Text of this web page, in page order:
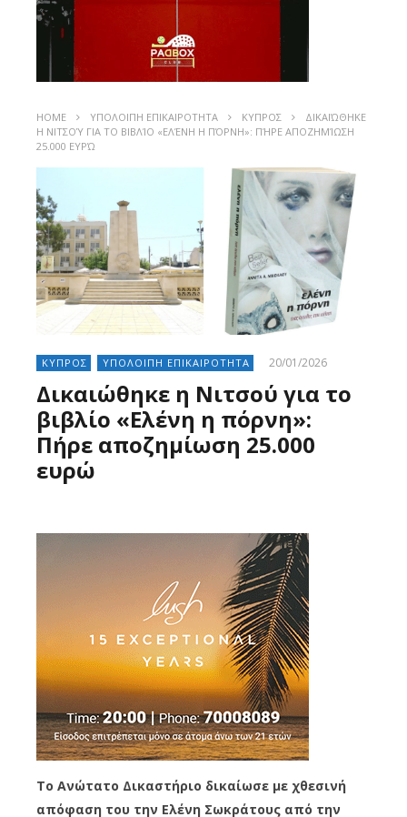
HOME ΥΠΟΛΟΙΠΗ ΕΠΙΚΑΙΡΟΤΗΤΑ ΚΥΠΡΟΣ
ΔΙΚΑΙΏΘΗΚΕ
Η ΝΙΤΣΟΎ ΓΙΑ ΤΟ ΒΙΒΛΊΟ «ΕΛΈΝΗ Η ΠΌΡΝΗ»: ΠΉΡΕ ΑΠΟΖΗΜΊΩΣΗ
25.000 ΕΥΡΏ
ΚΥΠΡΟΣ ΥΠΟΛΟΙΠΗ ΕΠΙΚΑΙΡΟΤΗΤΑ 20/01/2026
Δικαιώθηκε η Νιτσού για το
βιβλίο «Ελένη η πόρνη»:
Πήρε αποζημίωση 25.000
ευρώ
Το Ανώτατο Δικαστήριο δικαίωσε με χθεσινή
απόφαση του την Ελένη Σωκράτους από την